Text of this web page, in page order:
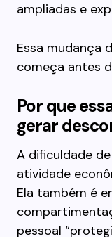
ampliadas e
Essa mudança
começa antes
Por que
gerar
A dificuldade
atividade
Ela também é
pessoal